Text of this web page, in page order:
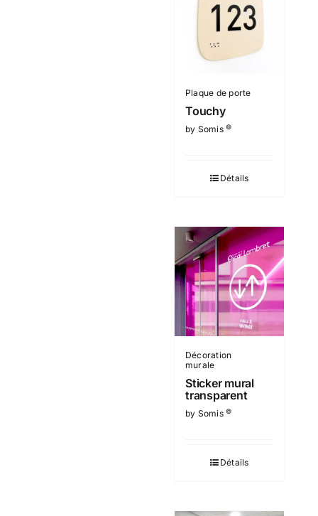
Plaque de porte
Touchy
by Somis©
Détails
Décoration
murale
Sticker mural
transparent
by Somis©
Détails